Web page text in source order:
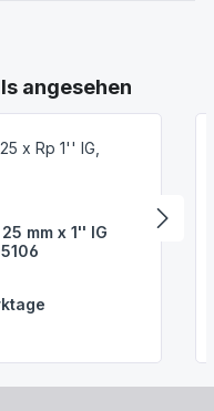
angesehen
mm x 1'' IG